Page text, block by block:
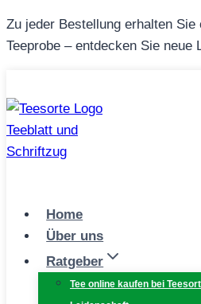
Zum
Inhalt
Zu jeder Bestellung erhalten Sie
Teeprobe – entdecken Sie neue
Home
Über uns
Ratgeber
Tee online kaufen bei